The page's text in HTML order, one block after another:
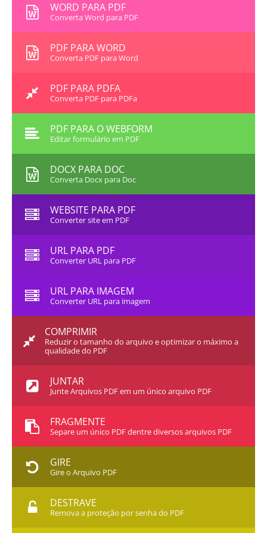
WORD PARA PDF
Converta Word para PDF
PDF PARA WORD
Converta PDF para Word
PDF PARA PDFA
Converta PDF para PDFa
PDF PARA O WEBFORM
Editar formulário em PDF
DOCX PARA DOC
Converta Docx para Doc
WEBSITE PARA PDF
Converter site em PDF
URL PARA PDF
Converter URL para PDF
URL PARA IMAGEM
Converter URL para imagem
COMPRIMIR
Reduzir o tamanho do arquivo e optimizar o máximo a
qualidade do PDF
JUNTAR
Junte Arquivos PDF em um único arquivo PDF
FRAGMENTE
Separe um único PDF dentre diversos arquivos PDF
GIRE
Gire o Arquivo PDF
DESTRAVE
Remova a proteção por senha do PDF